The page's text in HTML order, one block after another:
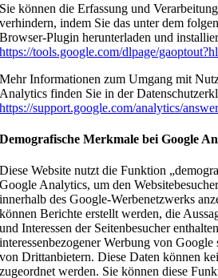
Sie können die Erfassung und
verhindern, indem Sie das unter dem
Browser-Plugin herunterladen und
https://tools.google.com/dlpage/
Mehr Informationen zum Umgang mit
Analytics finden Sie in der
https://support.google.com/analytics/
Demografische Merkmale bei Google
Diese Website nutzt die Funktion
Google Analytics, um den
innerhalb des Google-Werbenetzwerks
können Berichte erstellt werden, die
und Interessen der Seitenbesucher
interessenbezogener Werbung von Google
von Drittanbietern. Diese Daten können
zugeordnet werden. Sie können diese